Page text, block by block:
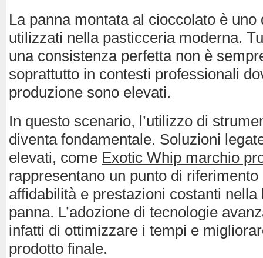
La panna montata al cioccolato è
utilizzati nella pasticceria moderna.
una consistenza perfetta non è
soprattutto in contesti professionali
produzione sono elevati.
In questo scenario, l’utilizzo di
diventa fondamentale. Soluzioni
elevati, come Exotic Whip marchio
rappresentano un punto di
affidabilità e prestazioni costanti
panna. L’adozione di tecnologie
infatti di ottimizzare i tempi e
prodotto finale.